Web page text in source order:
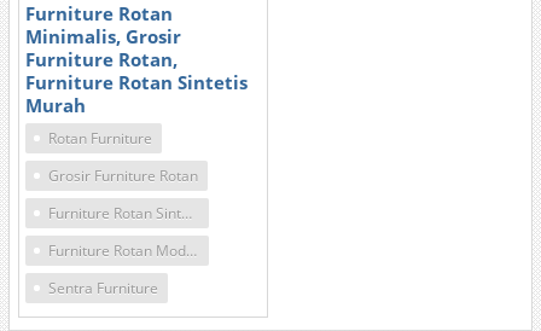
Furniture Rotan
Minimalis, Grosir
Furniture Rotan,
Furniture Rotan Sintetis
Murah
Rotan Furniture
Grosir Furniture Rotan
Furniture Rotan Sintetis Murah
Furniture Rotan Modern
Sentra Furniture